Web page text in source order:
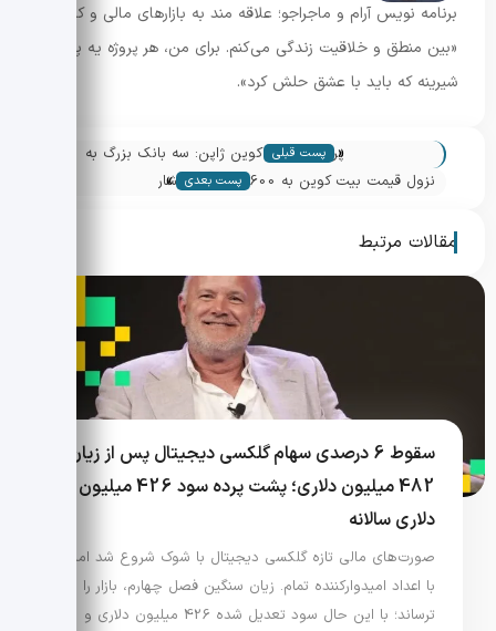
برنامه نویس آرام و ماجراجو؛ علاقه مند به بازارهای مالی و کریپتو.
«بین منطق و خلاقیت زندگی می‌کنم. برای من، هر پروژه یه پازل
شیرینه که باید با عشق حلش کرد».
« پست قبلی
پروژه استیبل کوین ژاپن: سه بانک بزرگ به
آزمایش مشترک می پیوندند
نزول قیمت بیت کوین به 100,600 دلار؛ فشار
پست بعدی »
مقالات مرتبط
سقوط 6 درصدی سهام گلکسی دیجیتال پس از زیان
482 میلیون دلاری؛ پشت پرده سود 426 میلیون
دلاری سالانه
صورت‌های مالی تازه گلکسی دیجیتال با شوک شروع شد اما
با اعداد امیدوارکننده تمام. زیان سنگین فصل چهارم، بازار را
ترساند؛ با این حال سود تعدیل شده 426 میلیون دلاری و